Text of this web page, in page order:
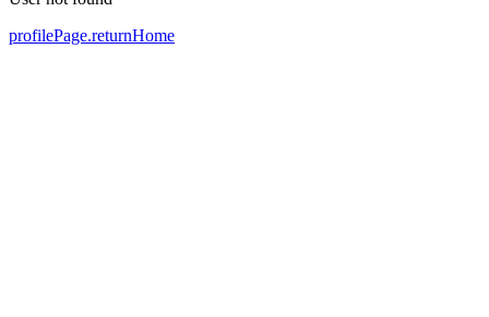
profilePage.returnHome